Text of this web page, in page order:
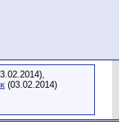
(03.02.2014)